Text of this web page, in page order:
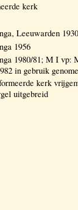
kerk
Leeuwarden
1956
1980/81; M I vp:
in gebruik
kerk
uitgebreid